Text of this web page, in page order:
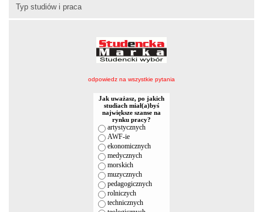
Typ studiów i praca
odpowiedz na wszystkie pytania